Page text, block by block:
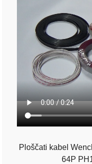
Ploščati kabel
64P